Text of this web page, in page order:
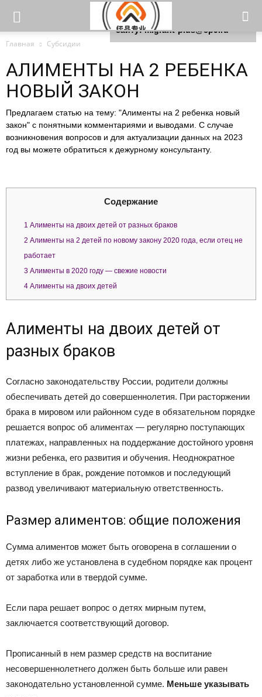
Главная Субсидии
АЛИМЕНТЫ НА 2 РЕБЕНКА
НОВЫЙ ЗАКОН
Предлагаем статью на тему: "Алименты на 2 ребенка новый
закон" с понятными комментариями и выводами. С случае
возникновения вопросов и для актуализации данных на 2023
год вы можете обратиться к дежурному консультанту.
Содержание
1 Алименты на двоих детей от разных браков
2 Алименты на 2 детей по новому закону 2020 года, если отец не
работает
3 Алименты в 2020 году — свежие новости
4 Алименты на двоих детей
Алименты на двоих детей от
разных браков
Согласно законодательству России, родители должны
обеспечивать детей до совершеннолетия. При расторжении
брака в мировом или районном суде в обязательном порядке
решается вопрос об алиментах — регулярно поступающих
платежах, направленных на поддержание достойного уровня
жизни ребенка, его развития и обучения. Неоднократное
вступление в брак, рождение потомков и последующий
развод увеличивают материальную ответственность.
Размер алиментов: общие положения
Сумма алиментов может быть оговорена в соглашении о
детях либо же установлена в судебном порядке как процент
от заработка или в твердой сумме.
Если пара решает вопрос о детях мирным путем,
заключается соответствующий договор.
Прописанный в нем размер средств на воспитание
несовершеннолетнего должен быть больше или равен
законодательно установленной сумме. Меньше указывать
Для любых предложений по
сайту: migrant-plus@cp9.ru